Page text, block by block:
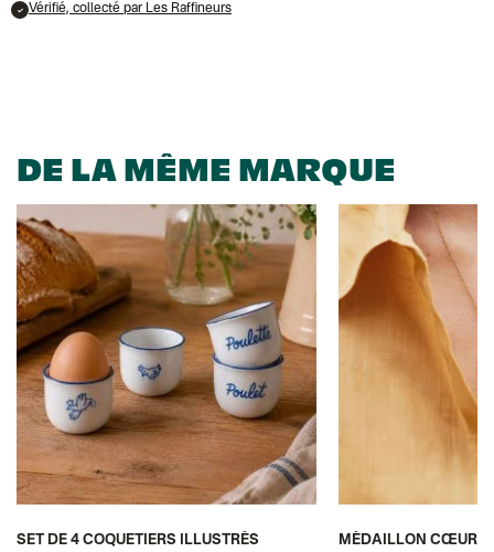
Vérifié, collecté par Les Raffineurs
DE LA MÊME MARQUE
SET DE 4 COQUETIERS ILLUSTRÉS
MÉDAILLON CŒUR